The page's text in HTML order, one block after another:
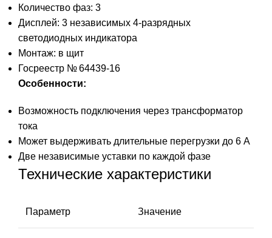
Количество фаз: 3
Дисплей: 3 независимых 4-разрядных
светодиодных индикатора
Монтаж: в щит
Госреестр № 64439-16
Особенности:
Возможность подключения через трансформатор
тока
Может выдерживать длительные перегрузки до 6 А
Две независимые уставки по каждой фазе
Технические характеристики
Параметр Значение